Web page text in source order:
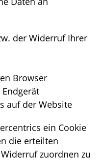
der Widerruf Ihrer
Browser
auf der Website
ein Cookie
die erteilten
zuordnen zu